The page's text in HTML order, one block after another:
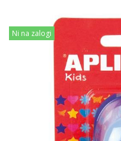
Ni na zalogi